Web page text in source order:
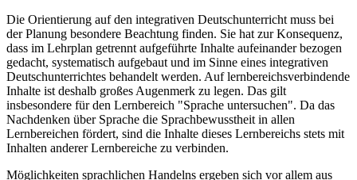
Die Orientierung auf den integrativen Deutschunterricht muss bei
der Planung besondere Beachtung finden. Sie hat zur Konsequenz,
dass im Lehrplan getrennt aufgeführte Inhalte aufeinander bezogen
gedacht, systematisch aufgebaut und im Sinne eines integrativen
Deutschunterrichtes behandelt werden. Auf lernbereichsverbindende
Inhalte ist deshalb großes Augenmerk zu legen. Das gilt
insbesondere für den Lernbereich "Sprache untersuchen". Da das
Nachdenken über Sprache die Sprachbewusstheit in allen
Lernbereichen fördert, sind die Inhalte dieses Lernbereichs stets mit
Inhalten anderer Lernbereiche zu verbinden.
Möglichkeiten sprachlichen Handelns ergeben sich vor allem aus